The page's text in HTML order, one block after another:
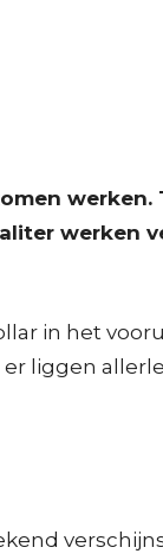
werken.
werken
in het
liggen